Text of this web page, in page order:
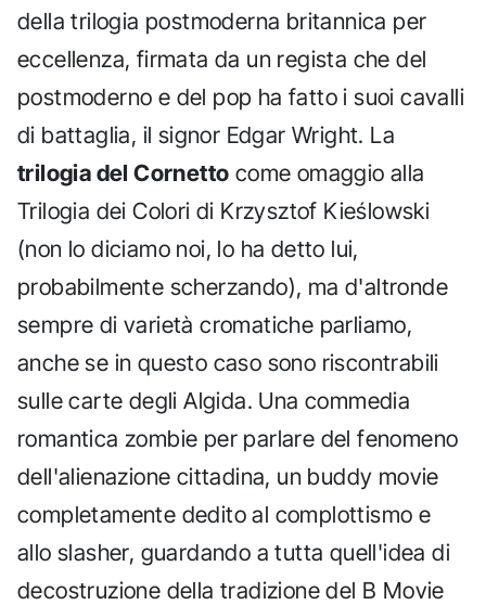
della trilogia postmoderna britannica per
eccellenza, firmata da un regista che del
postmoderno e del pop ha fatto i suoi cavalli
di battaglia, il signor Edgar Wright. La
trilogia del Cornetto come omaggio alla
Trilogia dei Colori di Krzysztof Kieślowski
(non lo diciamo noi, lo ha detto lui,
probabilmente scherzando), ma d'altronde
sempre di varietà cromatiche parliamo,
anche se in questo caso sono riscontrabili
sulle carte degli Algida. Una commedia
romantica zombie per parlare del fenomeno
dell'alienazione cittadina, un buddy movie
completamente dedito al complottismo e
allo slasher, guardando a tutta quell'idea di
decostruzione della tradizione del B Movie